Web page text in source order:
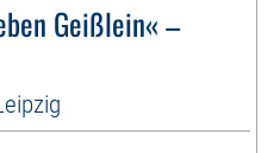
Geißlein« –